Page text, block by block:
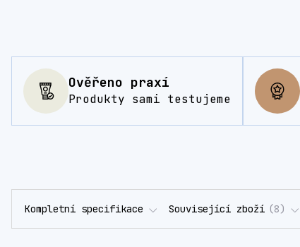
Ověřeno praxí
Produkty sami testujeme
Kompletní specifikace Související zboží 8